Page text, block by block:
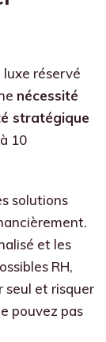
luxe réservé
nécessité
stratégique
10
solutions
et les
RH,
seul et risquer
pouvez pas